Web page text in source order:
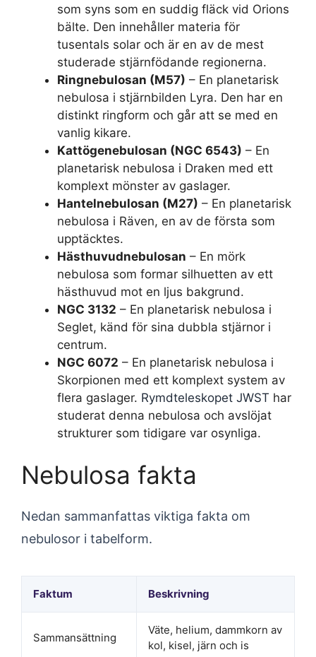
som syns som en suddig fläck vid Orions
bälte. Den innehåller materia för
tusentals solar och är en av de mest
studerade stjärnfödande regionerna.
Ringnebulosan (M57) – En planetarisk
nebulosa i stjärnbilden Lyra. Den har en
distinkt ringform och går att se med en
vanlig kikare.
Kattögenebulosan (NGC 6543) – En
planetarisk nebulosa i Draken med ett
komplext mönster av gaslager.
Hantelnebulosan (M27) – En planetarisk
nebulosa i Räven, en av de första som
upptäcktes.
Hästhuvudnebulosan – En mörk
nebulosa som formar silhuetten av ett
hästhuvud mot en ljus bakgrund.
NGC 3132 – En planetarisk nebulosa i
Seglet, känd för sina dubbla stjärnor i
centrum.
NGC 6072 – En planetarisk nebulosa i
Skorpionen med ett komplext system av
flera gaslager. Rymdteleskopet JWST har
studerat denna nebulosa och avslöjat
strukturer som tidigare var osynliga.
Nebulosa fakta
Nedan sammanfattas viktiga fakta om
nebulosor i tabelform.
Faktum Beskrivning
Sammansättning
Väte, helium, dammkorn av
kol, kisel, järn och is